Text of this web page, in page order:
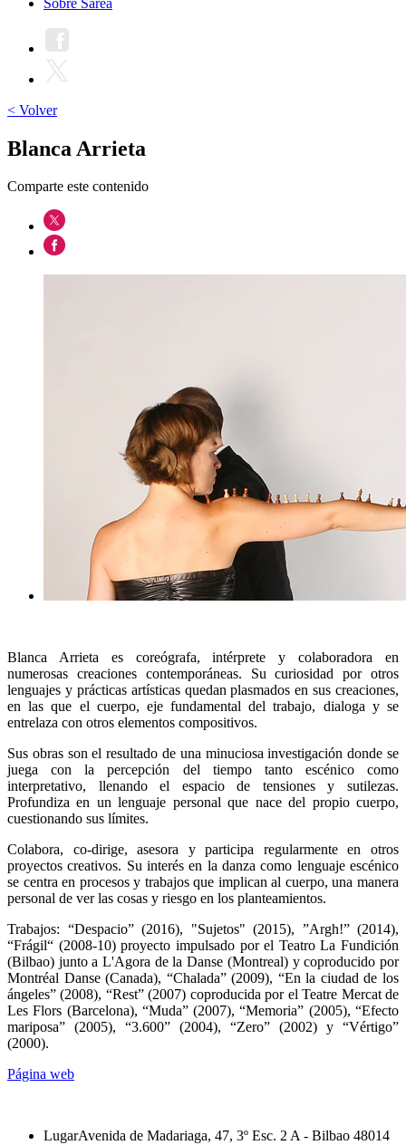
< Volver
Blanca Arrieta
Comparte este contenido
Blanca Arrieta es coreógrafa, intérprete y colaboradora en
numerosas creaciones contemporáneas. Su curiosidad por otros
lenguajes y prácticas artísticas quedan plasmados en sus creaciones,
en las que el cuerpo, eje fundamental del trabajo, dialoga y se
entrelaza con otros elementos compositivos.
Sus obras son el resultado de una minuciosa investigación donde se
juega con la percepción del tiempo tanto escénico como
interpretativo, llenando el espacio de tensiones y sutilezas.
Profundiza en un lenguaje personal que nace del propio cuerpo,
cuestionando sus límites.
Colabora, co-dirige, asesora y participa regularmente en otros
proyectos creativos. Su interés en la danza como lenguaje escénico
se centra en procesos y trabajos que implican al cuerpo, una manera
personal de ver las cosas y riesgo en los planteamientos.
Trabajos: “Despacio” (2016), "Sujetos" (2015), ”Argh!” (2014),
“Frágil“ (2008-10) proyecto impulsado por el Teatro La Fundición
(Bilbao) junto a L'Agora de la Danse (Montreal) y coproducido por
Montréal Danse (Canada), “Chalada” (2009), “En la ciudad de los
ángeles” (2008), “Rest” (2007) coproducida por el Teatre Mercat de
Les Flors (Barcelona), “Muda” (2007), “Memoria” (2005), “Efecto
mariposa” (2005), “3.600” (2004), “Zero” (2002) y “Vértigo”
(2000).
Página web
LugarAvenida de Madariaga, 47, 3º Esc. 2 A - Bilbao 48014